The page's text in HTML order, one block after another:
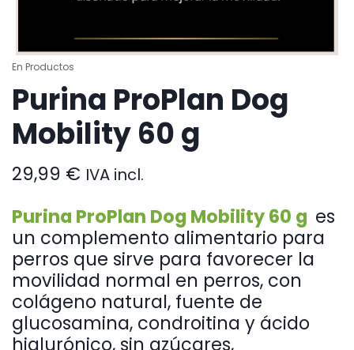
En Productos
Purina ProPlan Dog
Mobility 60 g
29,99 € IVA incl.
Purina ProPlan Dog Mobility 60 g es
un complemento alimentario para
perros que sirve para favorecer la
movilidad normal en perros, con
colágeno natural, fuente de
glucosamina, condroitina y ácido
hialurónico, sin azúcares,